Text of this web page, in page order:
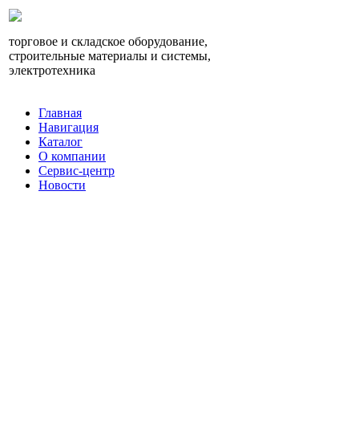
торговое и складское оборудование,
строительные материалы и системы,
электротехника
Главная
Навигация
Каталог
О компании
Сервис-центр
Новости